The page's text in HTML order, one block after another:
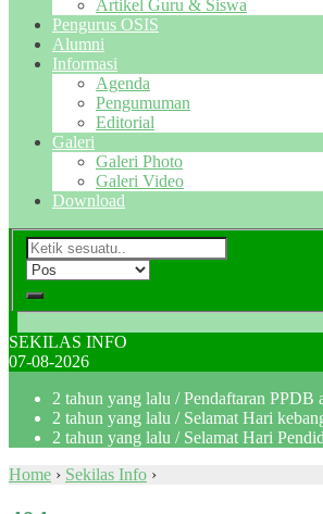
Artikel Guru & Siswa
Pengurus OSIS
Alumni
Informasi
Agenda
Pengumuman
Editorial
Galeri
Galeri Photo
Galeri Video
Download
SEKILAS INFO
07-08-2026
2 tahun yang lalu / Pendaftaran
2 tahun yang lalu / Selamat Hari
2 tahun yang lalu / Selamat Hari
Home › Sekilas Info ›